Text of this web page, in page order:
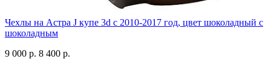
Чехлы на Астра J купе 3d с 2010-2017 год, цвет шоколадный с
шоколадным
9 000 р. 8 400 р.